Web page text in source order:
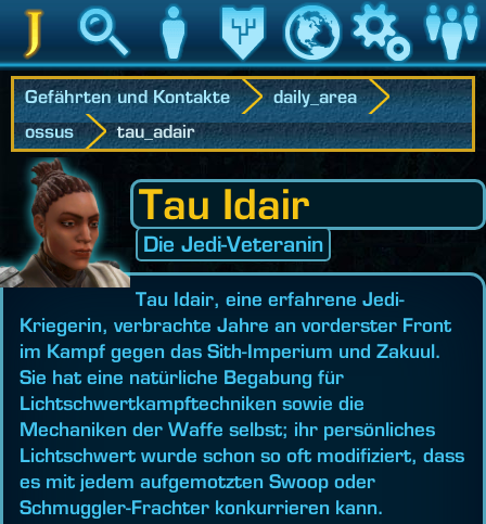
Jedipedia Suche Charakter Vermächtnis Welt Spiel
Gefährten und Kontakte
daily_area
ossus
tau_adair
Tau Idair
Die Jedi-Veteranin
Tau Idair, eine erfahrene Jedi-
Kriegerin, verbrachte Jahre an vorderster Front
im Kampf gegen das Sith-Imperium und Zakuul.
Sie hat eine natürliche Begabung für
Lichtschwertkampftechniken sowie die
Mechaniken der Waffe selbst; ihr persönliches
Lichtschwert wurde schon so oft modifiziert, dass
es mit jedem aufgemotzten Swoop oder
Schmuggler-Frachter konkurrieren kann.